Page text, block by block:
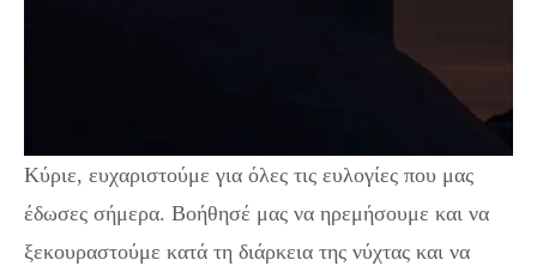
Κύριε, ευχαριστούμε για όλες τις ευλογίες που μας
έδωσες σήμερα. Βοήθησέ μας να ηρεμήσουμε και να
ξεκουραστούμε κατά τη διάρκεια της νύχτας και να